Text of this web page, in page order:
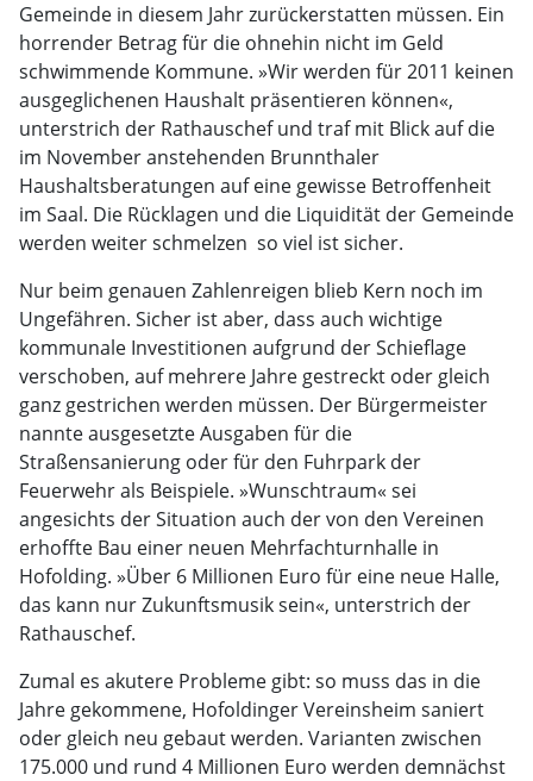
Gemeinde in diesem Jahr zurückerstatten müssen. Ein
horrender Betrag für die ohnehin nicht im Geld
schwimmende Kommune. »Wir werden für 2011 keinen
ausgeglichenen Haushalt präsentieren können«,
unterstrich der Rathauschef und traf mit Blick auf die
im November anstehenden Brunnthaler
Haushaltsberatungen auf eine gewisse Betroffenheit
im Saal. Die Rücklagen und die Liquidität der Gemeinde
werden weiter schmelzen  so viel ist sicher.
Nur beim genauen Zahlenreigen blieb Kern noch im
Ungefähren. Sicher ist aber, dass auch wichtige
kommunale Investitionen aufgrund der Schieflage
verschoben, auf mehrere Jahre gestreckt oder gleich
ganz gestrichen werden müssen. Der Bürgermeister
nannte ausgesetzte Ausgaben für die
Straßensanierung oder für den Fuhrpark der
Feuerwehr als Beispiele. »Wunschtraum« sei
angesichts der Situation auch der von den Vereinen
erhoffte Bau einer neuen Mehrfachturnhalle in
Hofolding. »Über 6 Millionen Euro für eine neue Halle,
das kann nur Zukunftsmusik sein«, unterstrich der
Rathauschef.
Zumal es akutere Probleme gibt: so muss das in die
Jahre gekommene, Hofoldinger Vereinsheim saniert
oder gleich neu gebaut werden. Varianten zwischen
175.000 und rund 4 Millionen Euro werden demnächst